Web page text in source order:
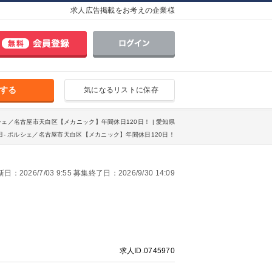
求人広告掲載をお考えの企業様
気になるリストに保存
る
／名古屋市天白区【メカニック】年間休日120日！ | 愛知県
- ポルシェ／名古屋市天白区【メカニック】年間休日120日！
日：2026/7/03 9:55 募集終了日：2026/9/30 14:09
求人ID.0745970